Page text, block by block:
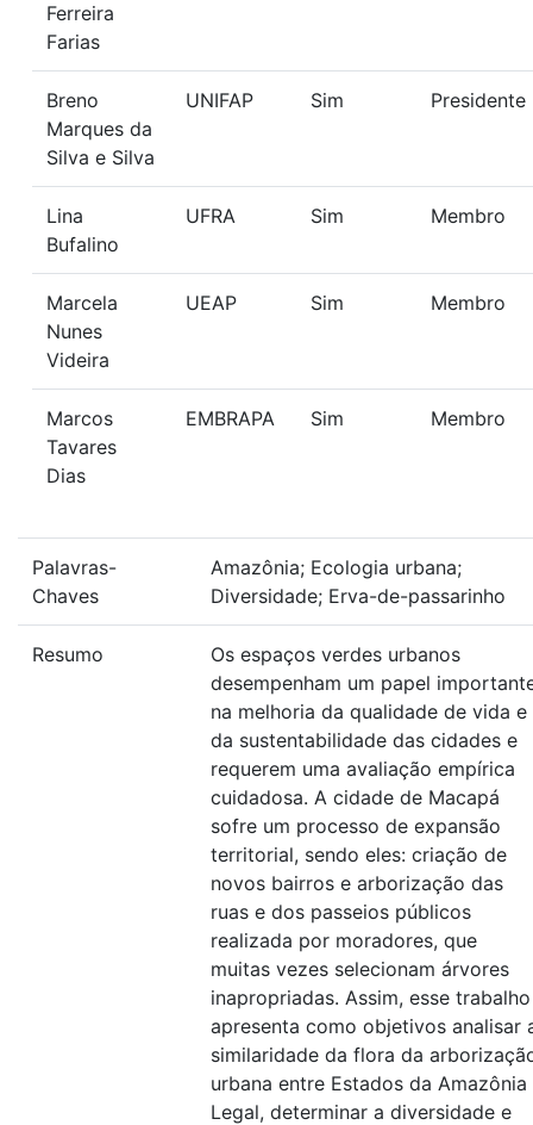
Ferreira
Farias
Breno
Marques da
Silva e Silva
UNIFAP Sim Presidente
Lina
Bufalino
UFRA Sim Membro
Marcela
Nunes
Videira
UEAP Sim Membro
Marcos
Tavares
Dias
EMBRAPA Sim Membro
Palavras-
Chaves
Amazônia; Ecologia urbana;
Diversidade; Erva-de-passarinho
Resumo
Os espaços verdes urbanos
desempenham um papel
na melhoria da qualidade de vida e
da sustentabilidade das cidades e
requerem uma avaliação empírica
cuidadosa. A cidade de Macapá
sofre um processo de expansão
territorial, sendo eles: criação de
novos bairros e arborização das
ruas e dos passeios públicos
realizada por moradores, que
muitas vezes selecionam árvores
inapropriadas. Assim, esse trabalho
apresenta como objetivos analisar
similaridade da flora da
urbana entre Estados da Amazônia
Legal, determinar a diversidade e